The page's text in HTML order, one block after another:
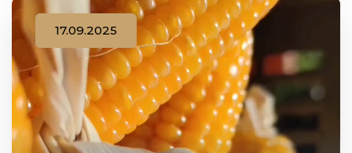
17.09.2025